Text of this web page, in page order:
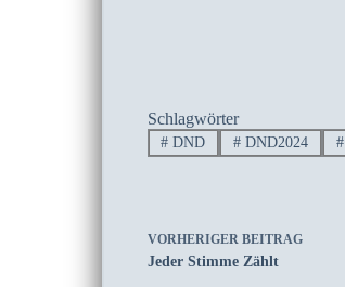
Schlagwörter
# DND # DND2024 #
VORHERIGER BEITRAG
Jeder Stimme Zählt